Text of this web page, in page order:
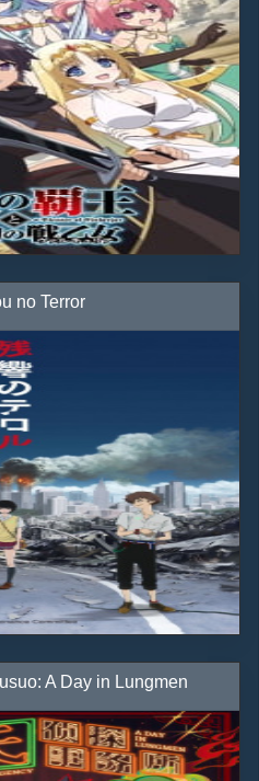
no Terror
A Day in Lungmen